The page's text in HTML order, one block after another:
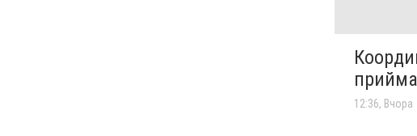
12:36, Вчора